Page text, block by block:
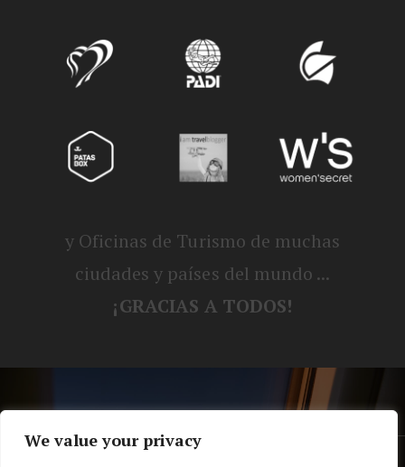
We value your privacy
y Oficinas de Turismo de muchas
ciudades y países del mundo ...
¡GRACIAS A TODOS!